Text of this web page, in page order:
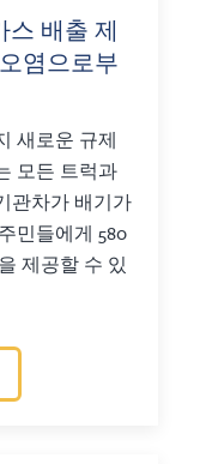
배출 제
염으로부
새로운 규제
모든 트럭과
관차가 배기가
민들에게 580
제공할 수 있